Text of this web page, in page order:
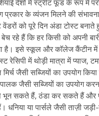
देशों में स्ट्रीट फूड के रूप में
के व्यंजन मिलने की
को पूरे दिन अंडा टोस्ट बनाते
रहे हैं कि हर किसी को अपनी
है। इसे स्कूल और कॉलेज कैंटीन में
रेसिपी में थोड़ी मात्रा में प्याज,
जैसी सब्जियों का उपयोग किया
जैसी सब्जियों का उपयोग
भून सकते हैं, ठंडा कर सकते हैं और
या पार्सले जैसी ताज़ी जड़ी-